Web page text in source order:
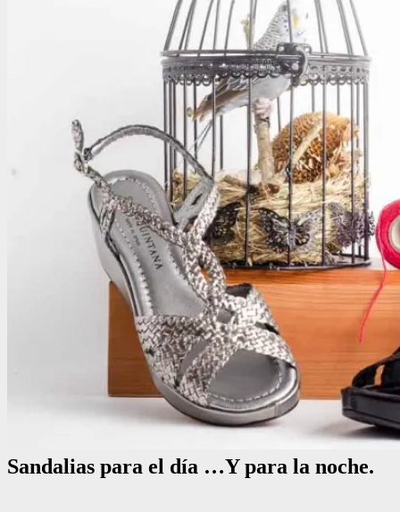
Sandalias para el día …Y para la noche.